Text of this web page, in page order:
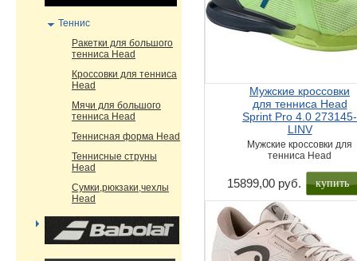
Мужские кроссовки
для тенниса Head
Sprint Pro 4.0 273145-
LINV
Мужские кроссовки для
тенниса Head
15899,00 руб. купить
Теннис
Ракетки для большого
тенниса Head
Кроссовки для тенниса
Head
Мячи для большого
тенниса Head
Теннисная форма Head
Теннисные струны
Head
Сумки,рюкзаки,чехлы
Head